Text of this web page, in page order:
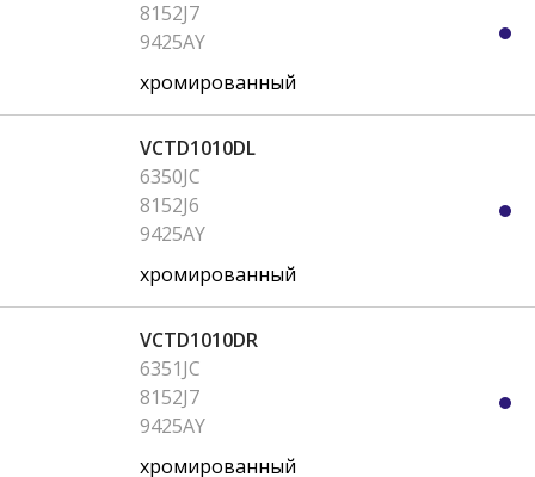
8152J7
9425AY
хромированный
VCTD1010DL
6350JC
8152J6
9425AY
хромированный
VCTD1010DR
6351JC
8152J7
9425AY
хромированный